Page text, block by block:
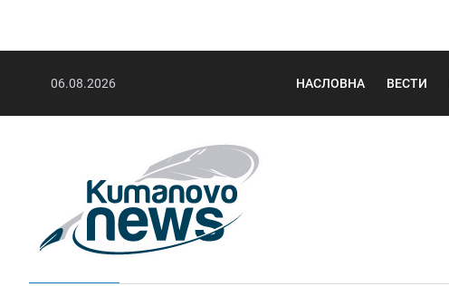
06.08.2026 НАСЛОВНА ВЕСТИ